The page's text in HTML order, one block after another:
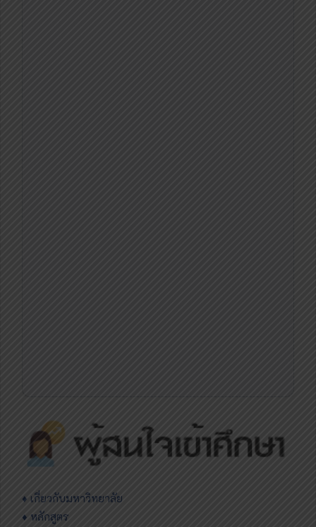
♦ เกี่ยวกับมหาวิทยาลัย
♦ หลักสูตร